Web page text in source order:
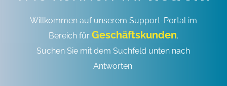
Willkommen auf unserem Support-Portal im
Bereich für Geschäftskunden.
Suchen Sie mit dem Suchfeld unten nach
Antworten.